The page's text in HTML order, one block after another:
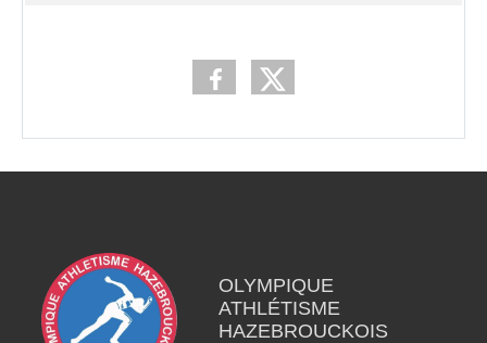
OLYMPIQUE
ATHLÉTISME
HAZEBROUCKOIS